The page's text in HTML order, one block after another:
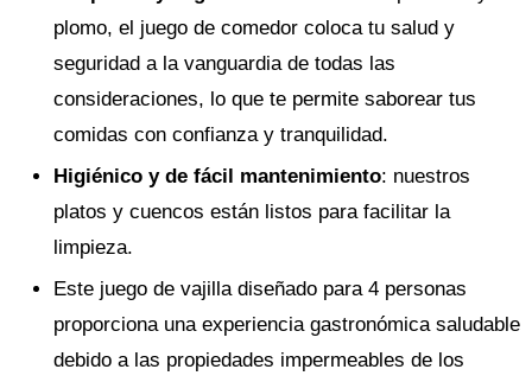
plomo, el juego de comedor coloca tu salud y
seguridad a la vanguardia de todas las
consideraciones, lo que te permite saborear tus
comidas con confianza y tranquilidad.
Higiénico y de fácil mantenimiento: nuestros
platos y cuencos están listos para facilitar la
limpieza.
Este juego de vajilla diseñado para 4 personas
proporciona una experiencia gastronómica saludable
debido a las propiedades impermeables de los